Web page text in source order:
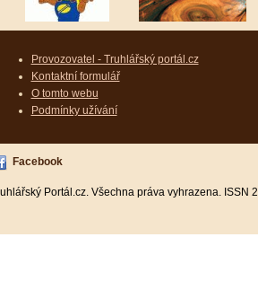
Provozovatel - Truhlářský portál.cz
Kontaktní formulář
O tomto webu
Podmínky užívání
Facebook
Portál.cz. Všechna práva vyhrazena.